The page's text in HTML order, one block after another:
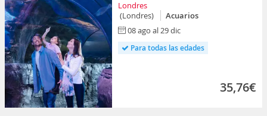
Londres
(Londres)
Acuarios
08 ago al 29 dic
Para todas las edades
35,76€